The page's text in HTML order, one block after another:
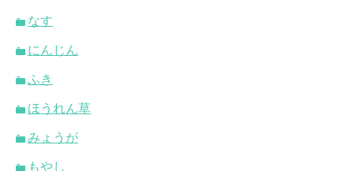
なす
にんじん
ふき
ほうれん草
みょうが
もやし